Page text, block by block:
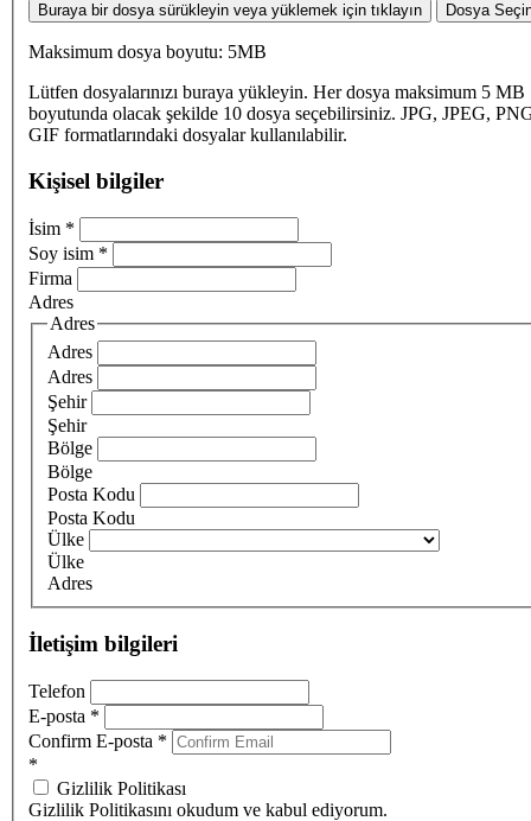
Buraya bir dosya sürükleyin veya yüklemek için tıklayın Dosya
Maksimum dosya boyutu: 5MB
Lütfen dosyalarınızı buraya yükleyin. Her dosya maksimum 5 MB
boyutunda olacak şekilde 10 dosya seçebilirsiniz. JPG, JPEG,
GIF formatlarındaki dosyalar kullanılabilir.
Kişisel bilgiler
İsim *
Soy isim *
Firma
Adres
Adres
Adres
Adres
Şehir
Şehir
Bölge
Bölge
Posta Kodu
Posta Kodu
Ülke
Ülke
Adres
İletişim bilgileri
Telefon
E-posta *
Confirm E-posta *
*
Gizlilik Politikası
Gizlilik Politikasını okudum ve kabul ediyorum.